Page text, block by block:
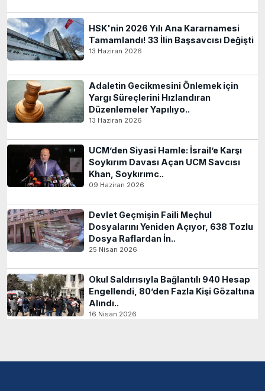
HSK'nin 2026 Yılı Ana Kararnamesi
Tamamlandı! 33 İlin Başsavcısı Değişti
13 Haziran 2026
Adaletin Gecikmesini Önlemek için
Yargı Süreçlerini Hızlandıran
Düzenlemeler Yapılıyo..
13 Haziran 2026
UCM’den Siyasi Hamle: İsrail’e Karşı
Soykırım Davası Açan UCM Savcısı
Khan, Soykırımc..
09 Haziran 2026
Devlet Geçmişin Faili Meçhul
Dosyalarını Yeniden Açıyor, 638 Tozlu
Dosya Raflardan İn..
25 Nisan 2026
Okul Saldırısıyla Bağlantılı 940 Hesap
Engellendi, 80’den Fazla Kişi Gözaltına
Alındı..
16 Nisan 2026